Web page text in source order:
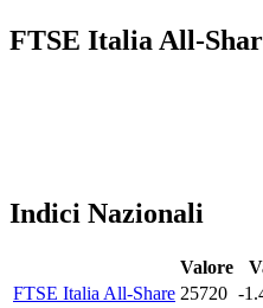
FTSE Italia All-
Indici Nazionali
Valore
FTSE Italia All-Share 25720 -